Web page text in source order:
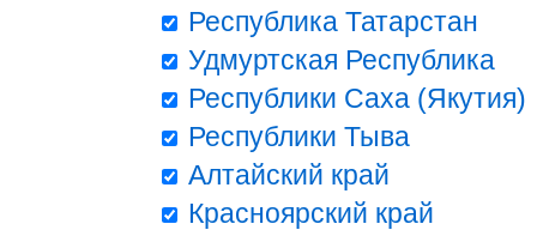
Республика Татарстан
Удмуртская Республика
Республики Саха (Якутия)
Республики Тыва
Алтайский край
Красноярский край